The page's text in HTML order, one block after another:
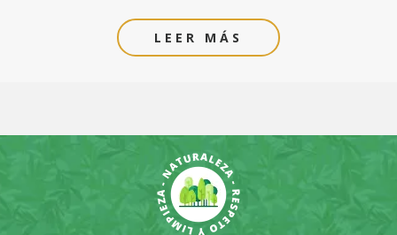
LEER MÁS